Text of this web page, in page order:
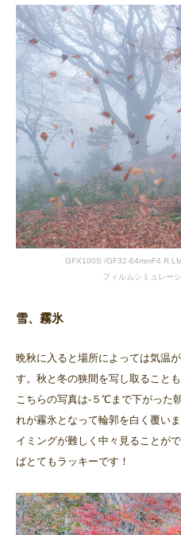
GFX100S /GF32-64mmF4 R
フィルムシミュレー
雪、霧氷
晩秋に入ると場所によっては気温
す。秋と冬の狭間を写し取ることも
こちらの写真は-５℃まで下がった
れが霧氷となって輪郭を白く覆い
イミングが難しく中々見ることが
ばとてもラッキーです！